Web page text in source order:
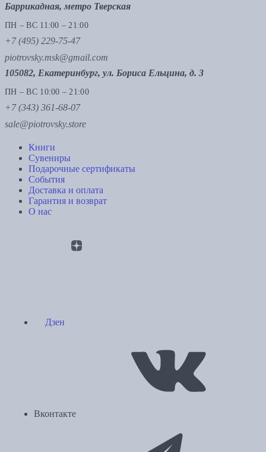
Баррикадная, метро Тверская
ПН – ВС 11:00 – 21:00
+7 (495) 229-75-47
piotrovsky.msk@gmail.com
105082, Екатеринбург, ул. Бориса Ельцина, д. 3
ПН – ВС 10:00 – 21:00
+7 (343) 361-68-07
sale@piotrovsky.store
Книги
Сувениры
Подарочные сертификаты
События
Доставка и оплата
Гарантия и возврат
О нас
Дзен
Вконтакте